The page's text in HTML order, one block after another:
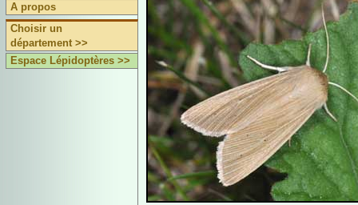
A propos
Choisir un
département >>
Espace Lépidoptères >>